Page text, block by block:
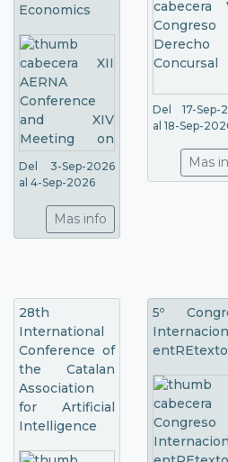
Economics
Del 3-Sep-2026
al 4-Sep-2026
Mas info
Del 17-Sep-
al 18-Sep-
Mas
28th
International
Conference of
the Catalan
Association
for Artificial
Intelligence
5º